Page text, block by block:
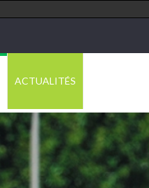
ACTUALITÉS